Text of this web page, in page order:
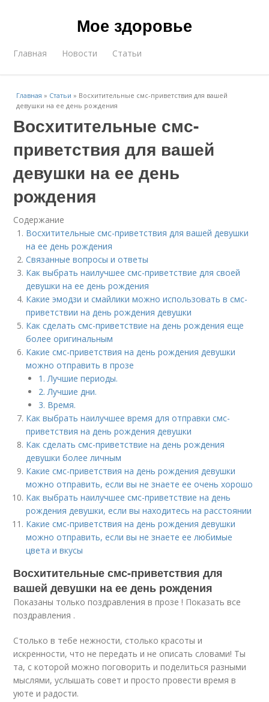
Мое здоровье
Главная Новости Статьи
Главная » Статьи » Восхитительные смс-приветствия для вашей
девушки на ее день рождения
Восхитительные смс-
приветствия для вашей
девушки на ее день
рождения
Содержание
Восхитительные смс-приветствия для вашей девушки
на ее день рождения
Связанные вопросы и ответы
Как выбрать наилучшее смс-приветствие для своей
девушки на ее день рождения
Какие эмодзи и смайлики можно использовать в смс-
приветствии на день рождения девушки
Как сделать смс-приветствие на день рождения еще
более оригинальным
Какие смс-приветствия на день рождения девушки
можно отправить в прозе
1. Лучшие периоды.
2. Лучшие дни.
3. Время.
Как выбрать наилучшее время для отправки смс-
приветствия на день рождения девушки
Как сделать смс-приветствие на день рождения
девушки более личным
Какие смс-приветствия на день рождения девушки
можно отправить, если вы не знаете ее очень хорошо
Как выбрать наилучшее смс-приветствие на день
рождения девушки, если вы находитесь на расстоянии
Какие смс-приветствия на день рождения девушки
можно отправить, если вы не знаете ее любимые
цвета и вкусы
Восхитительные смс-приветствия для
вашей девушки на ее день рождения
Показаны только поздравления в прозе ! Показать все
поздравления .
Столько в тебе нежности, столько красоты и
искренности, что не передать и не описать словами! Ты
та, с которой можно поговорить и поделиться разными
мыслями, услышать совет и просто провести время в
уюте и радости.